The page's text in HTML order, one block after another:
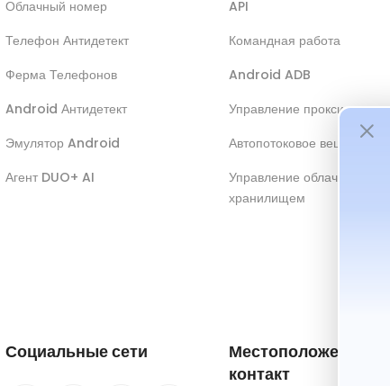
Облачный номер
Телефон Антидетект
Ферма Телефонов
Android Антидетект
Эмулятор Android
Агент DUO+ AI
API
Командная работа
Android ADB
Управление прокси
Автопотоковое вещание
Управление облачным
хранилищем
Социальные сети
Местоположение и
контакт